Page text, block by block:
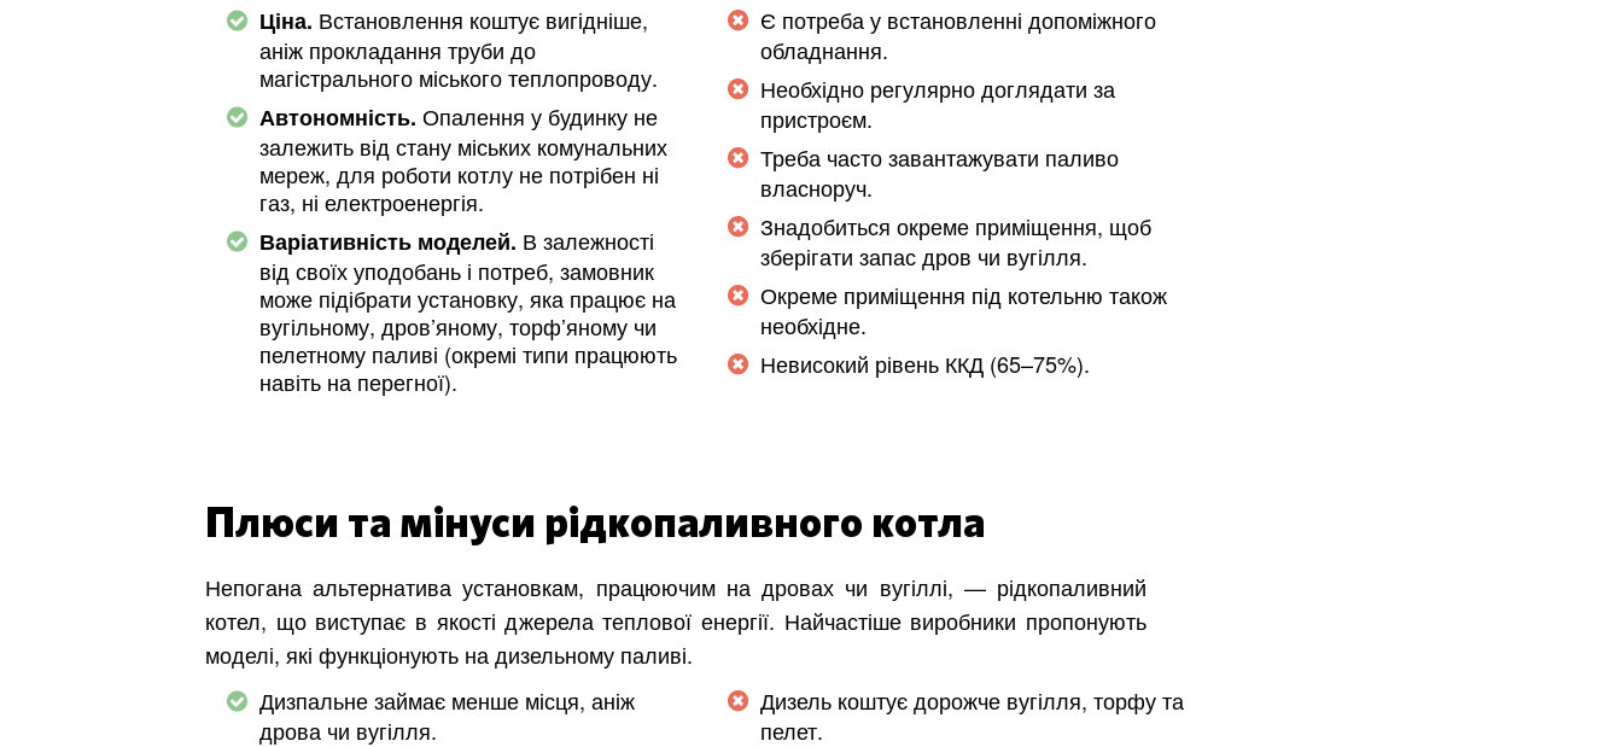
Ціна. Встановлення коштує вигідніше,
аніж прокладання труби до
магістрального міського теплопроводу.
Автономність. Опалення у будинку не
залежить від стану міських комунальних
мереж, для роботи котлу не потрібен ні
газ, ні електроенергія.
Варіативність моделей. В залежності
від своїх уподобань і потреб, замовник
може підібрати установку, яка працює на
вугільному, дров’яному, торф’яному чи
пелетному паливі (окремі типи працюють
навіть на перегної).
Є потреба у встановленні допоміжного
обладнання.
Необхідно регулярно доглядати за
пристроєм.
Треба часто завантажувати паливо
власноруч.
Знадобиться окреме приміщення, щоб
зберігати запас дров чи вугілля.
Окреме приміщення під котельню також
необхідне.
Невисокий рівень ККД (65–75%).
Плюси та мінуси рідкопаливного котла
Непогана альтернатива установкам, працюючим на дровах чи вугіллі, — рідкопаливний
котел, що виступає в якості джерела теплової енергії. Найчастіше виробники пропонують
моделі, які функціонують на дизельному паливі.
Дизпальне займає менше місця, аніж
дрова чи вугілля.
Дизель коштує дорожче вугілля, торфу та
пелет.